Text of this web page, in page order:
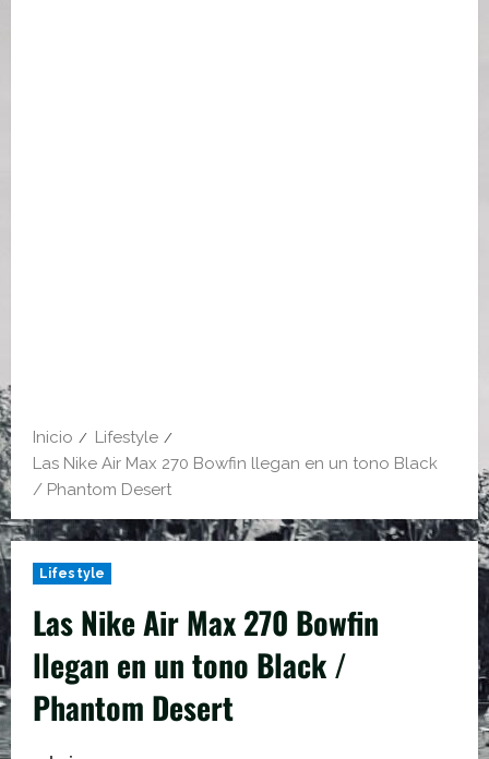
Inicio
Lifestyle
Las Nike Air Max 270 Bowfin llegan en un tono Black
/ Phantom Desert
Lifestyle
Las Nike Air Max 270 Bowfin
llegan en un tono Black /
Phantom Desert